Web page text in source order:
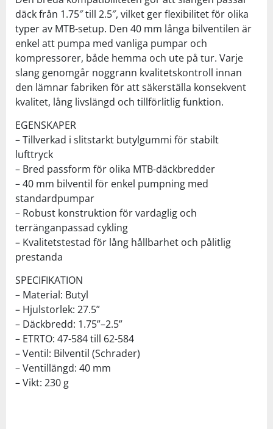
däck från 1.75″ till 2.5″, vilket ger flexibilitet för olika
typer av MTB-setup. Den 40 mm långa bilventilen är
enkel att pumpa med vanliga pumpar och
kompressorer, både hemma och ute på tur. Varje
slang genomgår noggrann kvalitetskontroll innan
den lämnar fabriken för att säkerställa konsekvent
kvalitet, lång livslängd och tillförlitlig funktion.
EGENSKAPER
– Tillverkad i slitstarkt butylgummi för stabilt
lufttryck
– Bred passform för olika MTB-däckbredder
– 40 mm bilventil för enkel pumpning med
standardpumpar
– Robust konstruktion för vardaglig och
terränganpassad cykling
– Kvalitetstestad för lång hållbarhet och pålitlig
prestanda
SPECIFIKATION
– Material: Butyl
– Hjulstorlek: 27.5”
– Däckbredd: 1.75”–2.5”
– ETRTO: 47-584 till 62-584
– Ventil: Bilventil (Schrader)
– Ventillängd: 40 mm
– Vikt: 230 g